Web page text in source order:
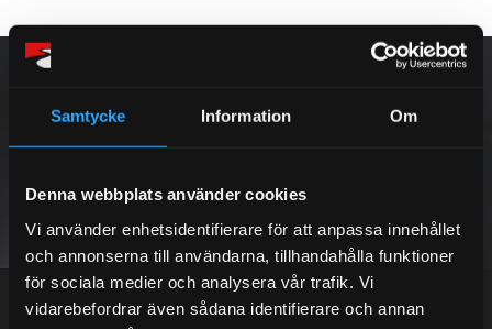
Samtycke Information Om
Denna webbplats använder cookies
Vi använder enhetsidentifierare för att anpassa innehållet
och annonserna till användarna, tillhandahålla funktioner
för sociala medier och analysera vår trafik. Vi
vidarebefordrar även sådana identifierare och annan
PRENUMERERA
Dina personuppgifter behandlas i enlighet med vårintegritetspolicy.